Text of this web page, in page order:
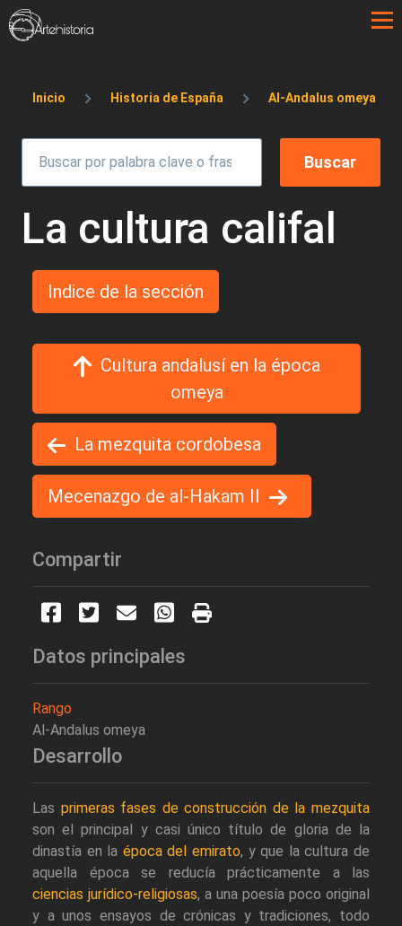
Pasar al contenido principal
Sobrescribir enlaces de ayuda a la
Inicio Historia de España Al-Andalus omeya
La cultura califal
Indice de la sección
Cultura andalusí en la época
omeya
La mezquita cordobesa
Mecenazgo de al-Hakam II
Compartir
Datos principales
Rango
Al-Andalus omeya
Desarrollo
Las primeras fases de construcción de la mezquita
son el principal y casi único título de gloria de la
dinastía en la época del emirato, y que la cultura de
aquella época se reducía prácticamente a las
ciencias jurídico-religiosas, a una poesía poco original
y a unos ensayos de crónicas y tradiciones, todo